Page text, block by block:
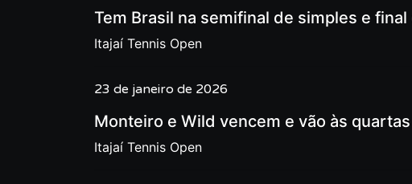
Tem Brasil na semifinal de simples e
Itajaí Tennis Open
23 de janeiro de 2026
Monteiro e Wild vencem e vão às
Itajaí Tennis Open